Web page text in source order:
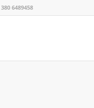
380 6489458